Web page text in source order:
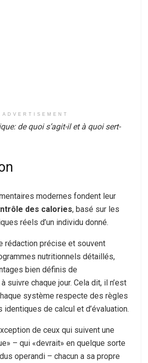
ADVERTISEMENT
de quoi s’agit-il et à quoi sert-
modernes fondent leur
des calories, basé sur les
réels d’un individu donné.
rédaction précise et souvent
nutritionnels détaillés,
bien définis de
suivre chaque jour. Cela dit, il n’est
système respecte des règles
de calcul et d’évaluation.
de ceux qui suivent une
– qui «devrait» en quelque sorte
operandi – chacun a sa propre